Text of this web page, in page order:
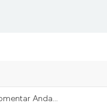
Anda...